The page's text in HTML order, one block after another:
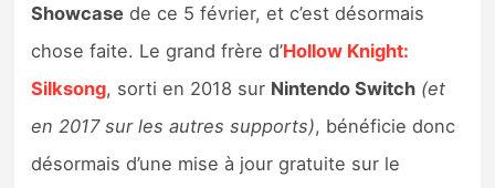
Précommandes
Précommandes jeux Switch 2
Showcase de ce 5 février, et c’est désormais
chose faite. Le grand frère d’Hollow Knight:
Silksong, sorti en 2018 sur Nintendo Switch (et
en 2017 sur les autres supports), bénéficie donc
désormais d’une mise à jour gratuite sur le